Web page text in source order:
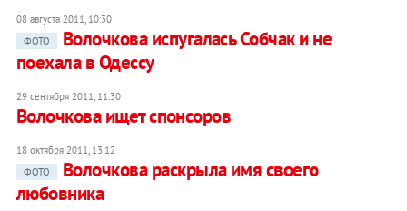
08 августа 2011, 10:30
ФОТО
Волочкова испугалась Собчак и не
поехала в Одессу
29 сентября 2011, 11:30
Волочкова ищет спонсоров
18 октября 2011, 13:12
ФОТО
Волочкова раскрыла имя своего
любовника